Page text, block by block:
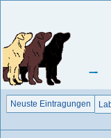
Neuste Eintragungen